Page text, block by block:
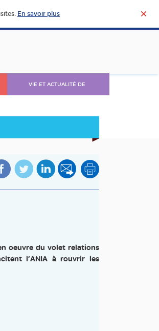
En savoir plus
VIE ET ACTUALITÉ DE
oeuvre du volet relations
l’ANIA à rouvrir les